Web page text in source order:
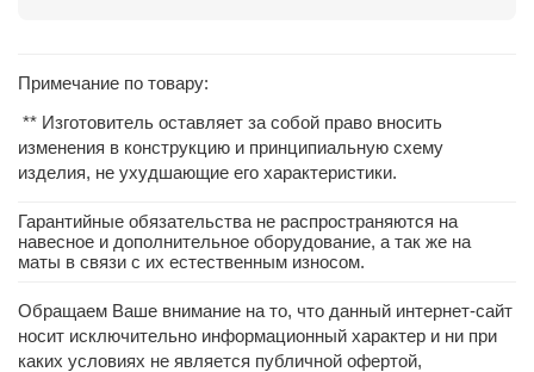
Примечание по товару:
** Изготовитель оставляет за собой право вносить
изменения в конструкцию и принципиальную схему
изделия, не ухудшающие его характеристики.
Гарантийные обязательства не распространяются на
навесное и дополнительное оборудование, а так же на
маты в связи с их естественным износом.
Обращаем Ваше внимание на то, что данный интернет-сайт
носит исключительно информационный характер и ни при
каких условиях не является публичной офертой,